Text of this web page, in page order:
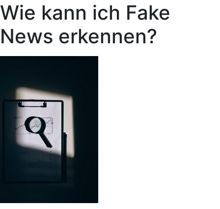
Wie kann ich Fake
News erkennen?